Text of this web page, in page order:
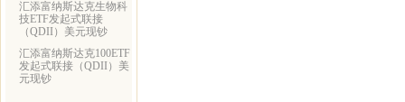
汇添富纳斯达克生物科
技ETF发起式联接
（QDII）美元现钞
汇添富纳斯达克100ETF
发起式联接（QDII）美
元现钞